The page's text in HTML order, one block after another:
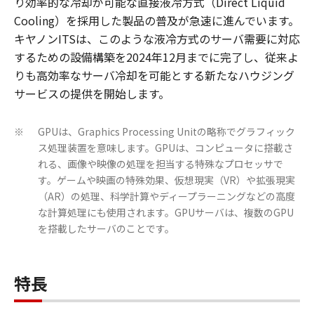
Cooling）を採用した製品の普及が急速に進んでいます。
キヤノンITSは、このような液冷方式のサーバ需要に対応
するための設備構築を2024年12月までに完了し、従来よ
りも高効率なサーバ冷却を可能とする新たなハウジング
サービスの提供を開始します。
※
GPUは、Graphics Processing Unitの略称でグラフィック
ス処理装置を意味します。GPUは、コンピュータに搭載さ
れる、画像や映像の処理を担当する特殊なプロセッサで
す。ゲームや映画の特殊効果、仮想現実（VR）や拡張現実
（AR）の処理、科学計算やディープラーニングなどの高度
な計算処理にも使用されます。GPUサーバは、複数のGPU
を搭載したサーバのことです。
特長